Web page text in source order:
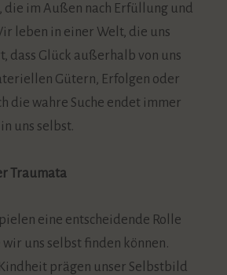
die im Außen nach Erfüllung und
leben in einer Welt, die uns
dass Glück außerhalb von uns
Gütern, Erfolgen oder
die wahre Suche endet immer
uns selbst.
Traumata
eine entscheidende Rolle
uns selbst finden können.
prägen unser Selbstbild